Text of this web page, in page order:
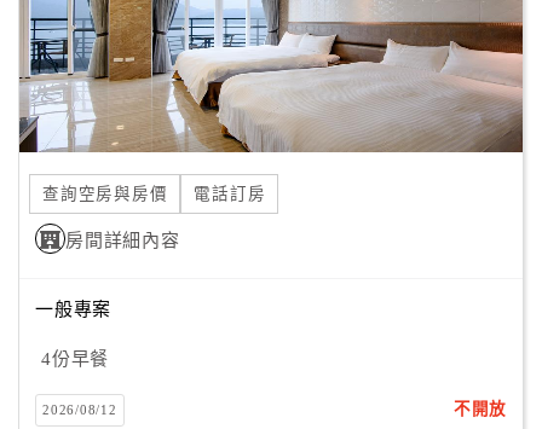
請
款
收
據
合
作
提
案
店
作
查詢空房與房價 電話訂房
房間詳細內容
一般專案
4份早餐
2026/08/12 不開放